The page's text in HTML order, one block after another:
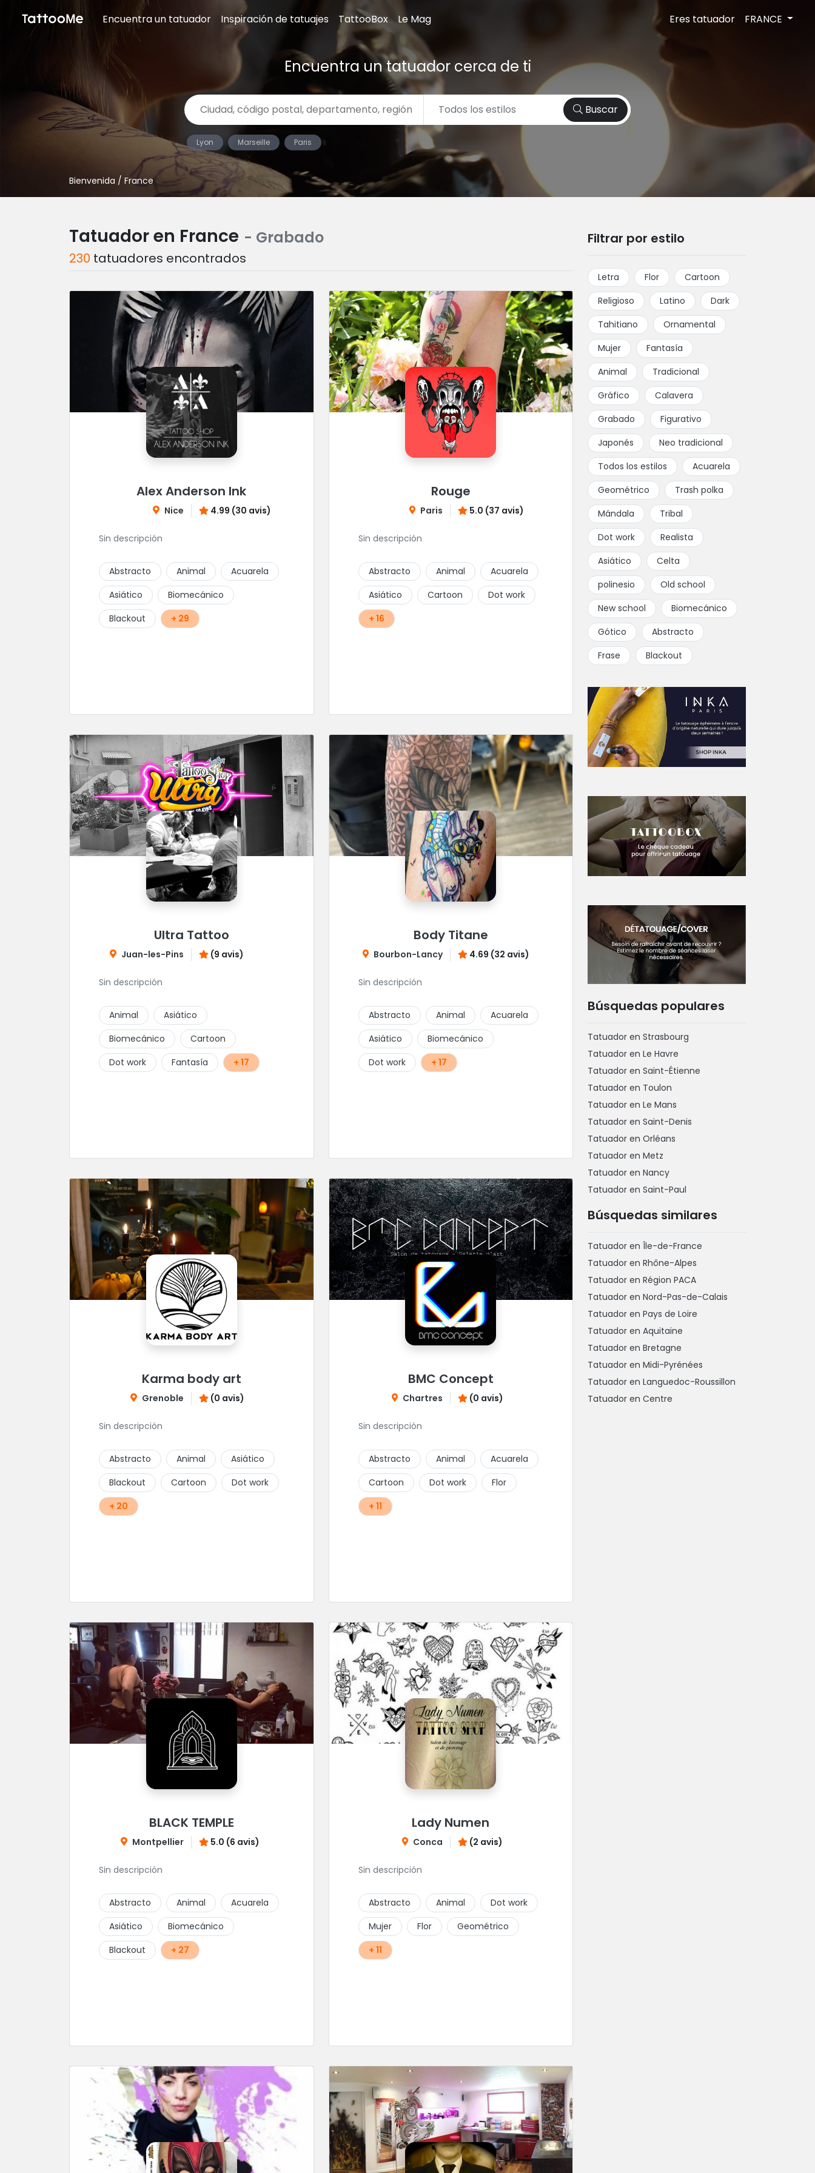
Encuentra un tatuador Inspiración de tatuajes TattooBox Le Mag Eres tatuador FRANCE
Encuentra un tatuador cerca de ti
Buscar
Lyon Marseille Paris
Bienvenida / France
Tatuador en France - Grabado
230 tatuadores encontrados
Alex Anderson Ink
Nice 4.99 (30 avis)
Sin descripción
Abstracto Animal
Acuarela
Asiático
Biomecánico
Blackout
+ 29
Rouge
Paris 5.0 (37 avis)
Sin descripción
Abstracto Animal
Acuarela
Asiático
Cartoon
Dot work
+ 16
Ultra Tattoo
Juan-les-Pins (9 avis)
Sin descripción
Animal
Asiático
Biomecánico
Cartoon
Dot work
Fantasía + 17
Body Titane
Bourbon-Lancy 4.69 (32 avis)
Sin descripción
Abstracto Animal
Acuarela
Asiático
Biomecánico
Dot work
+ 17
Karma body art
Grenoble (0 avis)
Sin descripción
Abstracto Animal
Asiático
Blackout
Cartoon
Dot work
+ 20
BMC Concept
Chartres (0 avis)
Sin descripción
Abstracto Animal
Acuarela
Cartoon
Dot work
Flor
+ 11
BLACK TEMPLE
Montpellier 5.0 (6 avis)
Sin descripción
Abstracto Animal
Acuarela
Asiático
Biomecánico
Blackout
+ 27
Lady Numen
Conca (2 avis)
Sin descripción
Abstracto Animal
Dot work
Mujer
Flor
Geométrico
+ 11
Filtrar por estilo
Letra Flor
Cartoon
Religioso
Latino
Dark
Tahitiano
Ornamental
Mujer
Fantasía
Animal
Tradicional
Gráfico
Calavera
Grabado
Figurativo
Japonés
Neo tradicional
Todos los estilos
Acuarela
Geométrico
Trash polka
Mándala
Tribal
Dot work
Realista
Asiático
Celta
polinesio
Old school
New school
Biomecánico
Gótico
Abstracto
Frase
Blackout
Búsquedas populares
Tatuador en Strasbourg
Tatuador en Le Havre
Tatuador en Saint-Étienne
Tatuador en Toulon
Tatuador en Le Mans
Tatuador en Saint-Denis
Tatuador en Orléans
Tatuador en Metz
Tatuador en Nancy
Tatuador en Saint-Paul
Búsquedas similares
Tatuador en Île-de-France
Tatuador en Rhône-Alpes
Tatuador en Région PACA
Tatuador en Nord-Pas-de-Calais
Tatuador en Pays de Loire
Tatuador en Aquitaine
Tatuador en Bretagne
Tatuador en Midi-Pyrénées
Tatuador en Languedoc-Roussillon
Tatuador en Centre